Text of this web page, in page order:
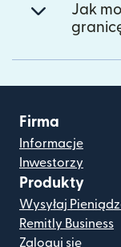
Jak
Firma
Informacje
Inwestorzy
Produkty
Wysyłaj
Remitly Business
Zaloguj się